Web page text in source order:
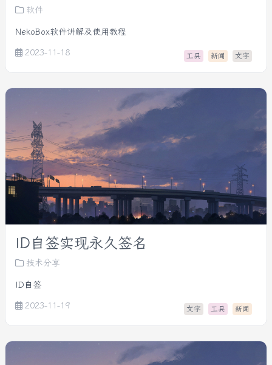
软件
NekoBox软件讲解及使用教程
2023-11-18
工具 新闻 文字
ID自签实现永久签名
技术分享
ID自签
2023-11-19
文字 工具 新闻